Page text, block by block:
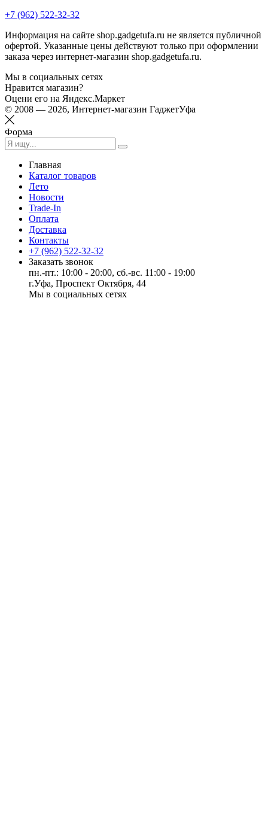
+7 (962) 522-32-32
Информация на сайте shop.gadgetufa.ru не является публичной
офертой. Указанные цены действуют только при оформлении
заказа через интернет-магазин shop.gadgetufa.ru.
Мы в социальных сетях
Нравится магазин?
Оцени его на Яндекс.Маркет
© 2008 — 2026, Интернет-магазин ГаджетУфа
Форма
Главная
Каталог товаров
Лето
Новости
Trade-In
Оплата
Доставка
Контакты
+7 (962) 522-32-32
Заказать звонок
пн.-пт.: 10:00 - 20:00, сб.-вс. 11:00 - 19:00
г.Уфа, Проспект Октября, 44
Мы в социальных сетях